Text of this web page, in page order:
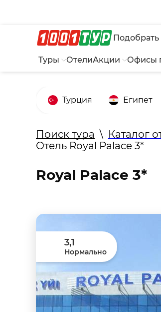
Подобрать
Туры ОтелиАкции Офисы
Турция Египет
Поиск тура \ Каталог
Отель Royal Palace 3*
Royal Palace 3*
3,1
Нормально